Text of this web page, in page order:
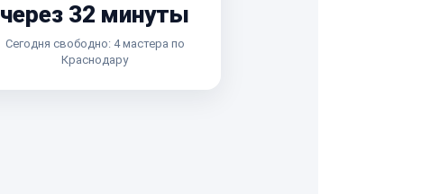
через 32 минуты
Сегодня свободно: 4 мастера по
Краснодару